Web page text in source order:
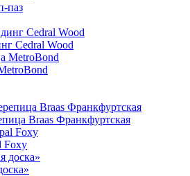
паз
Cedral Wood
Braas Франкфуртская
Foxy